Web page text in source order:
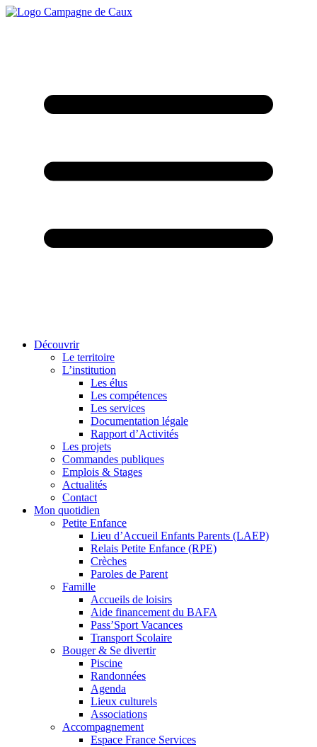
Découvrir
Le territoire
L’institution
Les élus
Les compétences
Les services
Documentation légale
Rapport d’Activités
Les projets
Commandes publiques
Emplois & Stages
Actualités
Contact
Mon quotidien
Petite Enfance
Lieu d’Accueil Enfants Parents (LAEP)
Relais Petite Enfance (RPE)
Crèches
Paroles de Parent
Famille
Accueils de loisirs
Aide financement du BAFA
Pass’Sport Vacances
Transport Scolaire
Bouger & Se divertir
Piscine
Randonnées
Agenda
Lieux culturels
Associations
Accompagnement
Espace France Services